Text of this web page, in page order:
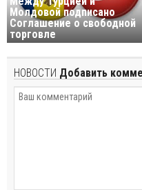
Молдовой подписано
Соглашение о свободной
торговле
НОВОСТИ Добавить